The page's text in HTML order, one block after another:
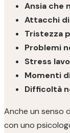
Ansia che
Attacchi
Tristezza
Problemi
Stress
Momenti
Difficoltà
Anche un senso
con uno